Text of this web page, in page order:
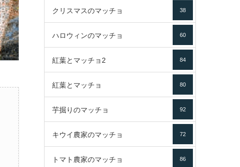
クリスマスのマッチョ 38
ハロウィンのマッチョ 60
紅葉とマッチョ2 84
紅葉とマッチョ 80
芋掘りのマッチョ 92
キウイ農家のマッチョ 72
トマト農家のマッチョ 86